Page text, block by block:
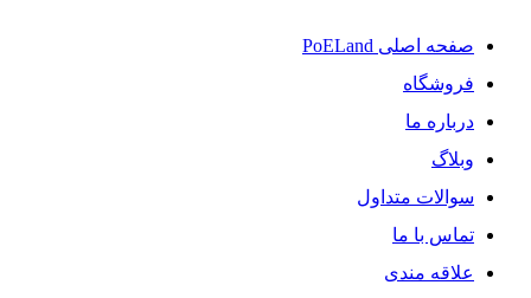
صفحه اصلی PoELand
فروشگاه
درباره ما
وبلاگ
سوالات متداول
تماس با ما
علاقه مندی